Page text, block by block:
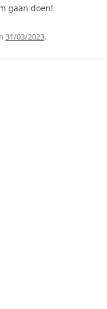
gaan doen!
31/03/2023.